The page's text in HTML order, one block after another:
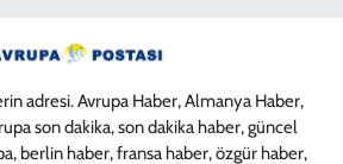
adresi. Avrupa Haber, Almanya Haber,
son dakika, son dakika haber, güncel
berlin haber, fransa haber, özgür haber,